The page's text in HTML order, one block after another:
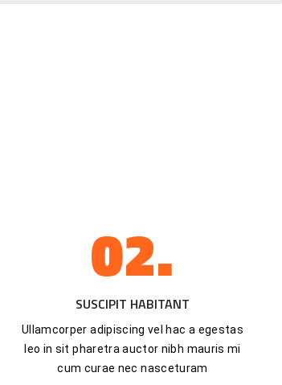
02.
SUSCIPIT HABITANT
Ullamcorper adipiscing vel hac a egestas
leo in sit pharetra auctor nibh mauris mi
cum curae nec nasceturam